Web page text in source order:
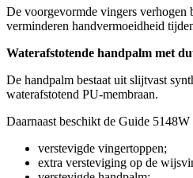
De voorgevormde vingers verhogen
verminderen handvermoeidheid
Waterafstotende handpalm met
De handpalm bestaat uit slijtvast
waterafstotend PU-membraan.
Daarnaast beschikt de Guide 5148W
verstevigde vingertoppen;
extra versteviging op de